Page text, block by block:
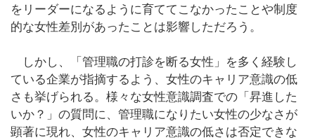
をリーダーになるように育ててこなかったことや制度
的な女性差別があったことは影響しただろう。
しかし、「管理職の打診を断る女性」を多く経験し
ている企業が指摘するよう、女性のキャリア意識の低
さも挙げられる。様々な女性意識調査での「昇進した
いか？」の質問に、管理職になりたい女性の少なさが
顕著に現れ、女性のキャリア意識の低さは否定できな